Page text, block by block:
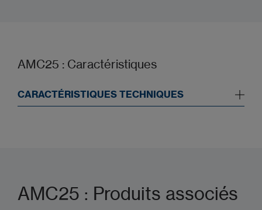
AMC25 : Caractéristiques
CARACTÉRISTIQUES TECHNIQUES
AMC25 : Produits associés